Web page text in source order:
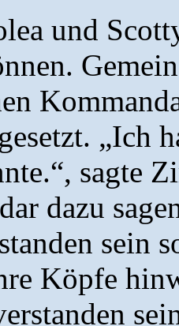
und
„Ich
sagte
dazu
sein
Köpfe